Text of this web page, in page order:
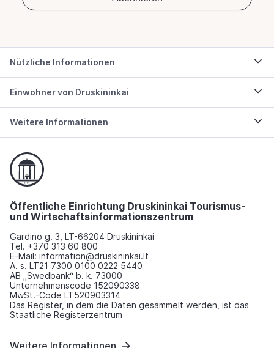
Nützliche Informationen
Einwohner von Druskininkai
Weitere Informationen
Öffentliche Einrichtung Druskininkai Tourismus-
und Wirtschaftsinformationszentrum
Gardino g. 3, LT-66204 Druskininkai
Tel. +370 313 60 800
E-Mail: information@druskininkai.lt
A. s. LT21 7300 0100 0222 5440
AB „Swedbank“ b. k. 73000
Unternehmenscode 152090338
MwSt.-Code LT520903314
Das Register, in dem die Daten gesammelt werden, ist das
Staatliche Registerzentrum